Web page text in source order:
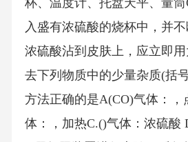
杯、温度计、托盘天平、量筒
入盛有浓硫酸的烧杯中，并
浓硫酸沾到皮肤上，应立即
去下列物质中的少量杂质(括
方法正确的是A(CO)气体：，
体：，加热C.()气体：浓硫酸